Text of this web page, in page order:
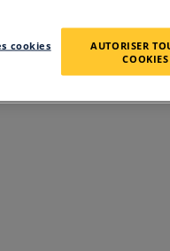
SORRY FOR THE
ERROR OCCURRED.
cookies
AUTORISER
COOKIES